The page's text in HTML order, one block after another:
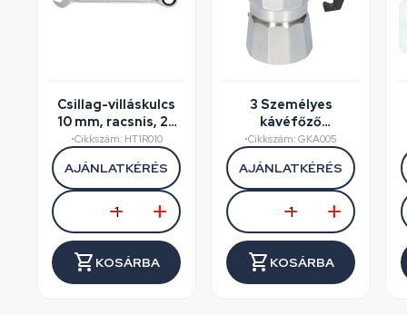
Csillag-villáskulcs
10 mm, racsnis, 25
év garancia,
HÖGERT HT1R010
•Cikkszám: HT1R010
AJÁNLATKÉRÉS
KOSÁRBA
3 Személyes
kávéfőző
alumínium dobozos
•Cikkszám: GKA005
AJÁNLATKÉRÉS
KOSÁRBA